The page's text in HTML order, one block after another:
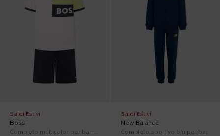
Saldi Estivi
Boss
Saldi Estivi
New Balance